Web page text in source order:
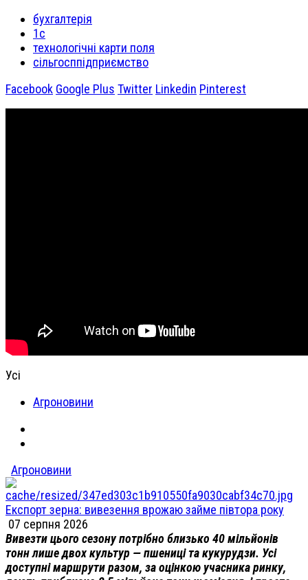
бухгалтерія
1с
технологічні карти поля
сільгосппідприємство
Facebook Google Plus Twitter Linkedin Pinterest
Усі
Агроновини
Агроновини
Експорт зерна: вивезення врожаю займе півтора року
07 серпня 2026
Вивезти цього сезону потрібно близько 40 мільйонів
тонн лише двох культур — пшениці та кукурудзи. Усі
доступні маршрути разом, за оцінкою учасника ринку,